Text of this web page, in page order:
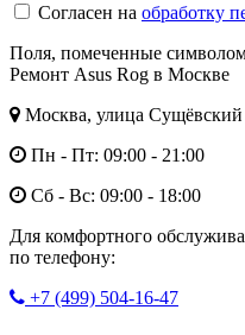
Согласен на обработку
Поля, помеченные
Ремонт Asus Rog в Москве
Москва, улица
Пн - Пт: 09:00 - 21:00
Сб - Вс: 09:00 - 18:00
Для комфортного
по телефону:
+7 (499) 504-16-47